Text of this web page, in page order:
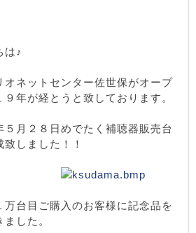
は♪
オネットセンター佐世保がオープ
年が経とうと致しております。
５月２８日めでたく補聴器販売台
致しました！！
万台目ご購入のお客様に記念品を
した。